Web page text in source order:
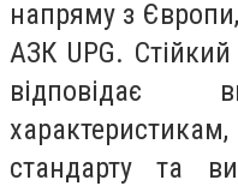
напряму з
АЗК UPG. Стійкий
відповідає
стандарту та